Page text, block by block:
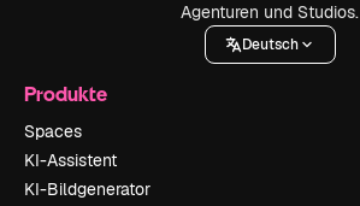
Agenturen und Studios.
Deutsch
Produkte
Spaces
KI-Assistent
KI-Bildgenerator